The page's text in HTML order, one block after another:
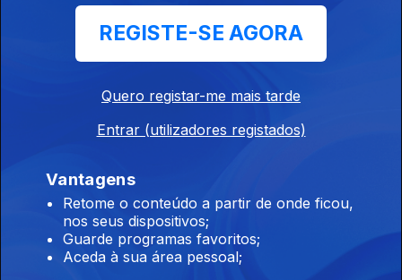
05 dez. 2023
REGISTE-SE AGORA
Quero registar-me mais tarde
Entrar (utilizadores registados)
Vantagens
Retome o conteúdo a partir de onde ficou,
nos seus dispositivos;
Guarde programas favoritos;
Aceda à sua área pessoal;